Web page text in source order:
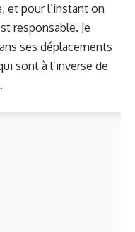
et pour l’instant on
responsable. Je
ses déplacements
sont à l’inverse de